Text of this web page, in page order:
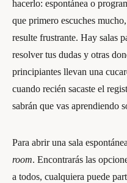
hacerlo: espontánea o
que primero escuches
resulte frustrante. Hay salas
resolver tus dudas y otras
principiantes llevan una
cuando recién sacaste el
sabrán que vas aprendiendo
Para abrir una sala
room. Encontrarás las
a todos, cualquiera puede